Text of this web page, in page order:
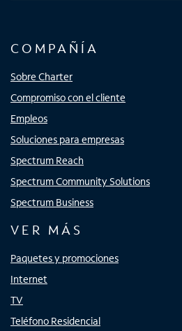
COMPAÑÍA
Sobre Charter
Compromiso con el cliente
Empleos
Soluciones para empresas
Spectrum Reach
Spectrum Community Solutions
Spectrum Business
VER MÁS
Paquetes y promociones
Internet
TV
Teléfono Residencial